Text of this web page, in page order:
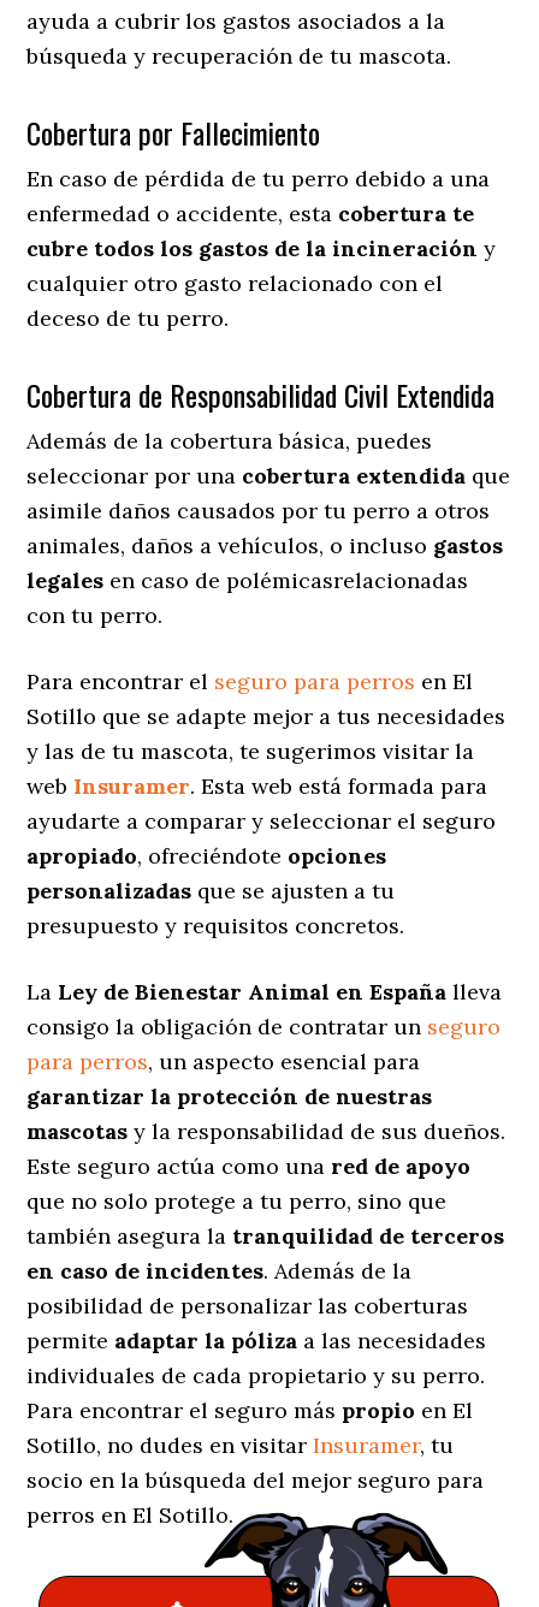
ayuda a cubrir los gastos asociados a la
búsqueda y recuperación de tu mascota.
Cobertura por Fallecimiento
En caso de pérdida de tu perro debido a una
enfermedad o accidente, esta cobertura te
cubre todos los gastos de la incineración y
cualquier otro gasto relacionado con el
deceso de tu perro.
Cobertura de Responsabilidad Civil Extendida
Además de la cobertura básica, puedes
seleccionar por una cobertura extendida que
asimile daños causados por tu perro a otros
animales, daños a vehículos, o incluso gastos
legales en caso de polémicasrelacionadas
con tu perro.
Para encontrar el seguro para perros en El
Sotillo que se adapte mejor a tus necesidades
y las de tu mascota, te sugerimos visitar la
web Insuramer. Esta web está formada para
ayudarte a comparar y seleccionar el seguro
apropiado, ofreciéndote opciones
personalizadas que se ajusten a tu
presupuesto y requisitos concretos.
La Ley de Bienestar Animal en España lleva
consigo la obligación de contratar un seguro
para perros, un aspecto esencial para
garantizar la protección de nuestras
mascotas y la responsabilidad de sus dueños.
Este seguro actúa como una red de apoyo
que no solo protege a tu perro, sino que
también asegura la tranquilidad de terceros
en caso de incidentes. Además de la
posibilidad de personalizar las coberturas
permite adaptar la póliza a las necesidades
individuales de cada propietario y su perro.
Para encontrar el seguro más propio en El
Sotillo, no dudes en visitarInsuramer, tu
socio en la búsqueda del mejor seguro para
perros en El Sotillo.